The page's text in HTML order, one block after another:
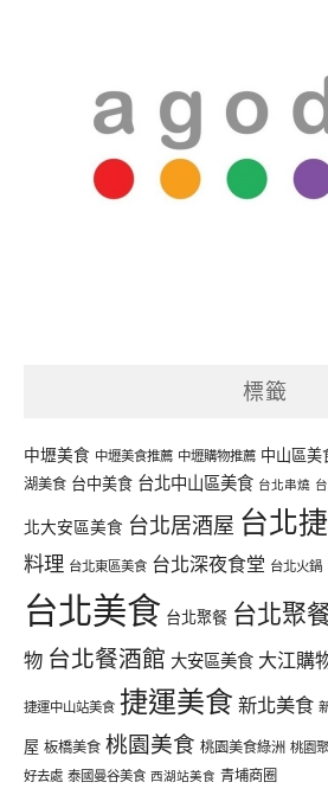
標籤
中壢美食 中壢美食推薦 中壢購物推薦 中山區美
湖美食 台中美食 台北中山區美食 台北串燒
北大安區美食 台北居酒屋 台北
料理 台北東區美食 台北深夜食堂 台北火鍋
台北美食 台北聚餐 台北聚
物 台北餐酒館 大安區美食 大江購
捷運中山站美食 捷運美食 新北美食
屋 板橋美食 桃園美食 桃園美食綠洲 桃園
好去處 泰國曼谷美食 西湖站美食 青埔商圈